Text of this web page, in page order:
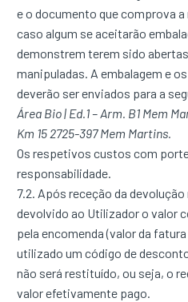
e o documento que comprova
caso algum se aceitarão
demonstrem terem sido
manipuladas. A embalagem e
deverão ser enviados para a
Área Bio | Ed.1 – Arm. B1 Mem
Km 15 2725-397 Mem Martins.
Os respetivos custos com
responsabilidade.
7.2. Após receção da devolução
devolvido ao Utilizador o valor
pela encomenda (valor da
utilizado um código de
não será restituído, ou seja, o
valor efetivamente pago.